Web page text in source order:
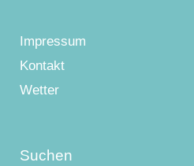
Impressum
Kontakt
Wetter
Suchen